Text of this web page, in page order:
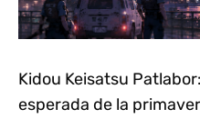
Kidou Keisatsu
esperada de la